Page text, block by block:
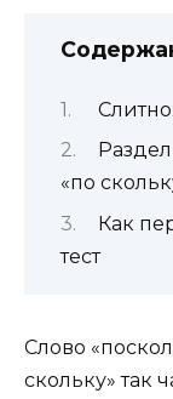
«по
Как
тест
Слово
скольку» так